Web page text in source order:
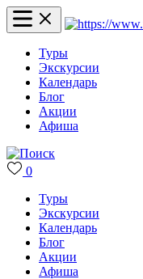
Туры
Экскурсии
Календарь
Блог
Акции
Афиша
0
Туры
Экскурсии
Календарь
Блог
Акции
Афиша